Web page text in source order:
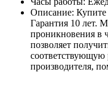
Описание: Купите
Гарантия 10 лет.
проникновения в
позволяет
соответствующую
производителя,